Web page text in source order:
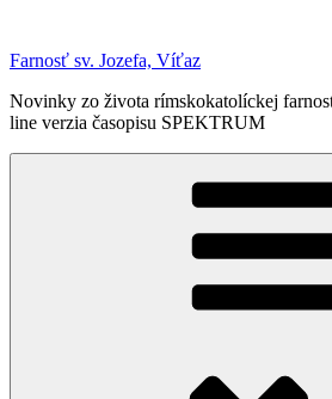
obsah
Farnosť sv. Jozefa, Víťaz
Novinky zo života rímskokatolíckej
line verzia časopisu SPEKTRUM